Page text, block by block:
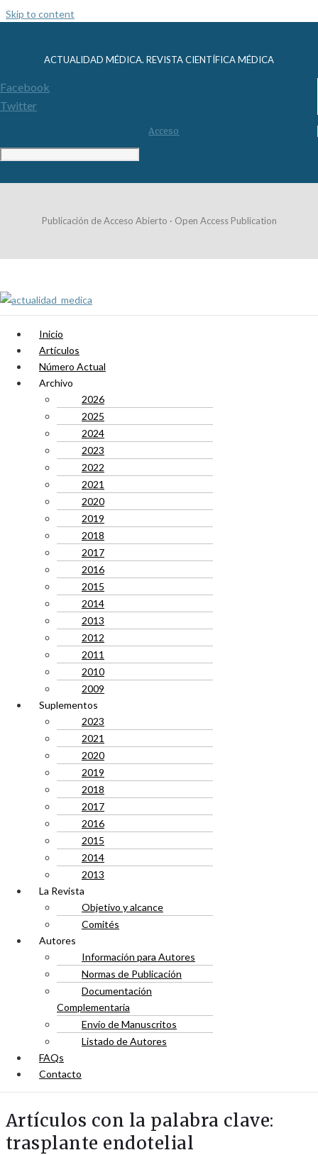
Skip to content
ACTUALIDAD MÉDICA. REVISTA CIENTÍFICA MÉDICA
Facebook
Twitter
Acceso
Publicación de Acceso Abierto · Open Access Publication
Inicio
Artículos
Número Actual
Archivo
2026
2025
2024
2023
2022
2021
2020
2019
2018
2017
2016
2015
2014
2013
2012
2011
2010
2009
Suplementos
2023
2021
2020
2019
2018
2017
2016
2015
2014
2013
La Revista
Objetivo y alcance
Comités
Autores
Información para Autores
Normas de Publicación
Documentación
Complementaria
Envío de Manuscritos
Listado de Autores
FAQs
Contacto
Artículos con la palabra clave:
trasplante endotelial